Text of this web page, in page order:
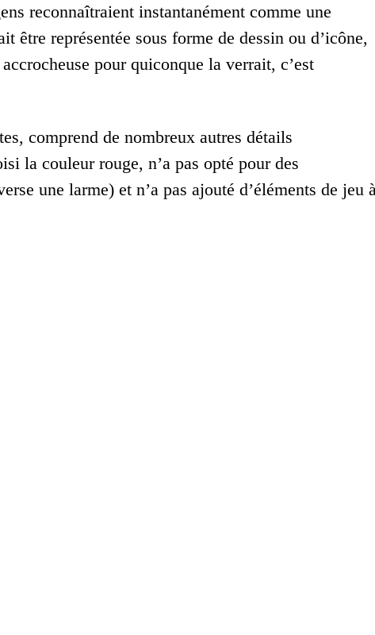
reconnaîtraient instantanément comme une
être représentée sous forme de dessin ou d’icône,
pour quiconque la verrait, c’est
comprend de nombreux autres détails
la couleur rouge, n’a pas opté pour des
une larme) et n’a pas ajouté d’éléments de jeu